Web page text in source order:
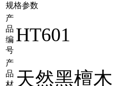
规格参数
产
品
编
号
HT601
产
品
材 天然黑檀木